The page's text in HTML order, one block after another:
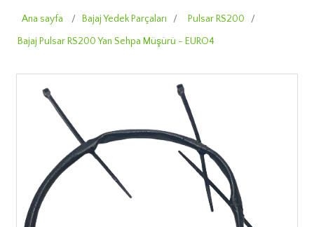
Ana sayfa / Bajaj Yedek Parçaları / Pulsar RS200
/
Bajaj Pulsar RS200 Yan Sehpa Müşürü - EURO4